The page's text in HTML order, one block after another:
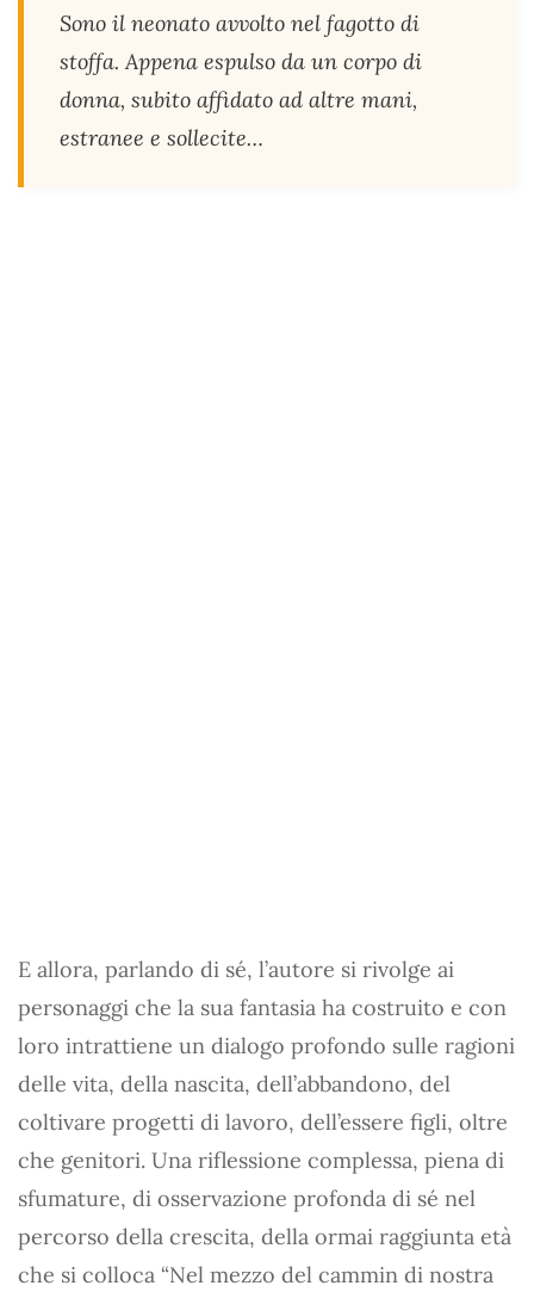
Sono il neonato avvolto nel fagotto di
stoffa. Appena espulso da un corpo di
donna, subito affidato ad altre mani,
estranee e sollecite…
E allora, parlando di sé, l’autore si rivolge ai
personaggi che la sua fantasia ha costruito e con
loro intrattiene un dialogo profondo sulle ragioni
delle vita, della nascita, dell’abbandono, del
coltivare progetti di lavoro, dell’essere figli, oltre
che genitori. Una riflessione complessa, piena di
sfumature, di osservazione profonda di sé nel
percorso della crescita, della ormai raggiunta età
che si colloca “Nel mezzo del cammin di nostra